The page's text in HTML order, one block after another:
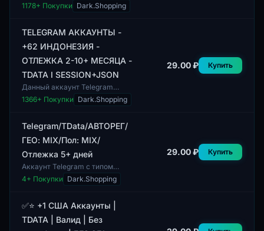
собой аккаунт, привязанный к
региону с кодом +62. Данный
использоваться для раз...
1178+ Покупки Dark.Shopping
TELEGRAM АККАУНТЫ -
+62 ИНДОНЕЗИЯ -
ОТЛЕЖКА 2-10+ МЕСЯЦА -
TDATA I SESSION+JSON
Данный аккаунт Telegram
предоставляет доступ к
индонезийскому номеру +62. В
сессии в формате JSO...
1366+ Покупки Dark.Shopping
29.00 ₽ Купить
Telegram/TData/АВТОРЕГ/
ГЕО: MIX/Пол: MIX/
Отлежка 5+ дней
Аккаунт Telegram с типом
TData и авторизацией через
автозапись. Подходит для
аккаунты с геол...
4+ Покупки Dark.Shopping
29.00 ₽ Купить
✅⭐ +1 США Аккаунты |
TDATA | Валид | Без